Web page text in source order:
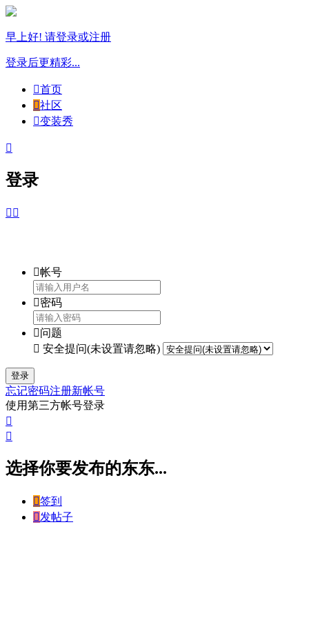
早上好! 请登录或注册
登录后更精彩...
首页
社区
变装秀

登录
 
帐号
密码
问题
 安全提问(未设置请忽略)
登录
忘记密码注册新帐号
使用第三方帐号登录


选择你要发布的东东...
签到
发帖子